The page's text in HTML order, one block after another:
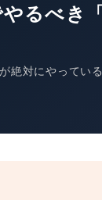
るべき
絶対にやってい